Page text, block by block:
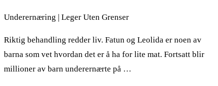
Underernæring | Leger Uten Grenser
Riktig behandling redder liv. Fatun og Leolida er noen av
barna som vet hvordan det er å ha for lite mat. Fortsatt blir
millioner av barn underernærte på …